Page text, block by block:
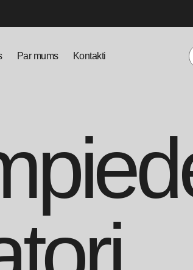
Par mums Kontakti